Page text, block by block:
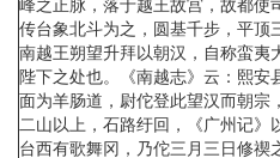
传台象北斗为之，圆基千步，平顶
南越王朔望升拜以朝汉，自称蛮夷
陛下之处也。《南越志》云：熙安
面为羊肠道，尉佗登此望汉而朝宗
二山以上，石路纡回，《广州记》
台西有歌舞冈，乃佗三月三日修禊